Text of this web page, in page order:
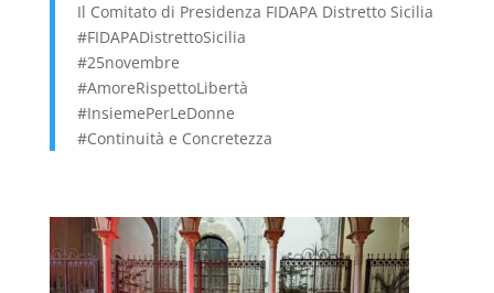
Il Comitato di Presidenza FIDAPA Distretto Sicilia
#FIDAPADistrettoSicilia
#25novembre
#AmoreRispettoLibertà
#InsiemePerLeDonne
#Continuità e Concretezza